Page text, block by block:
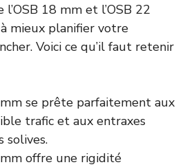
18 mm et l’OSB 22
mieux planifier votre
Voici ce qu’il faut retenir
mm se prête parfaitement aux
trafic et aux entraxes
solives.
mm offre une rigidité